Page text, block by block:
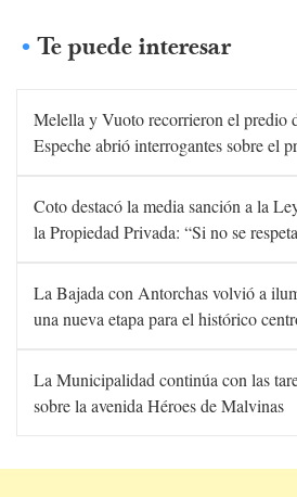
Te puede interesar
Melella y Vuoto recorrieron el predio
Espeche abrió interrogantes sobre el
Coto destacó la media sanción a la
la Propiedad Privada: “Si no se
La Bajada con Antorchas volvió a
una nueva etapa para el histórico
La Municipalidad continúa con las
sobre la avenida Héroes de Malvinas